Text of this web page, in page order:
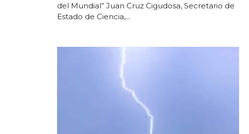
del Mundial” Juan Cruz Cigudosa, Secretario de
Estado de Ciencia,...